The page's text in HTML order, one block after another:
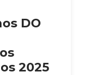
DO
2025